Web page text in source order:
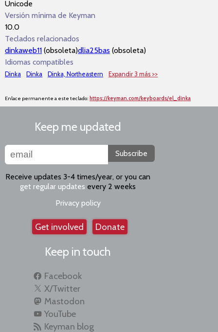
Unicode
Versión mínima de Keyman
10.0
Teclados relacionados
dinkaweb11 (obsoleta)dlia25bas (obsoleta)
Idiomas compatibles
Dinka Dinka Dinka, Northeastern Expandir 3 más >>
Enlace permanente a este teclado: https://keyman.com/keyboards/el_dinka
Keep me updated
Subscribe
Receive updates 3-4 times/year, or you can
get regular updates every 2 weeks
Privacy policy
Get involved Donate
Keep in touch
Facebook
X/Twitter
Mastodon
YouTube
Keyman blog